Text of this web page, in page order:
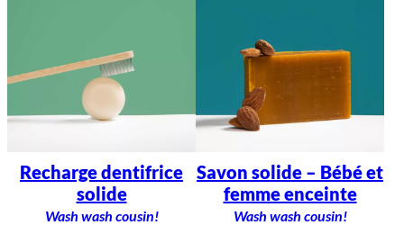
Recharge dentifrice
solide
Wash wash cousin!
Savon solide – Bébé et
femme enceinte
Wash wash cousin!